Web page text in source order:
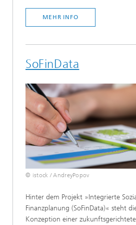
MEHR INFO
SoFinData
© istock / AndreyPopov
Hinter dem Projekt »Integrierte
Finanzplanung (SoFinData)« steht
Konzeption einer